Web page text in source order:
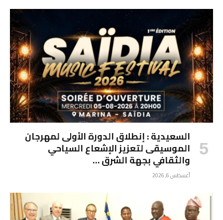
السعيدية : إنطلاق الدورة الأولى لمهرجان
الموسيقى لتعزيز الإشعاع السياحي
والثقافي بجهة الشرق …
أغسطس 6, 2026